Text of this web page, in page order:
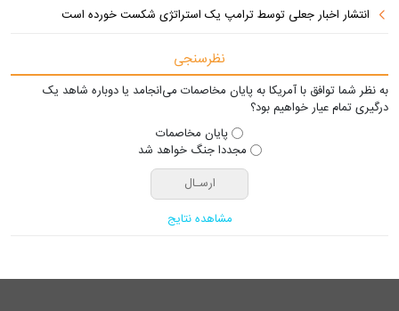
انتشار اخبار جعلی توسط ترامپ یک استراتژی شکست خورده است
نظرسنجی
به نظر شما توافق با آمریکا به پایان مخاصمات می‌انجامد یا دوباره شاهد یک
درگیری تمام عیار خواهیم بود؟
پایان مخاصمات
مجددا جنگ خواهد شد
مشاهده نتایج